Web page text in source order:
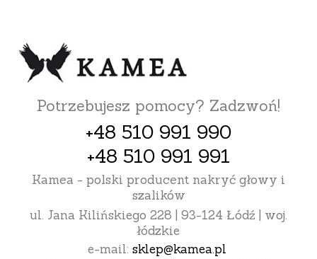
Potrzebujesz pomocy? Zadzwoń!
+48 510 991 990
+48 510 991 991
Kamea - polski producent nakryć głowy i
szalików
ul. Jana Kilińskiego 228 | 93-124 Łódź | woj.
łódzkie
e-mail: sklep@kamea.pl